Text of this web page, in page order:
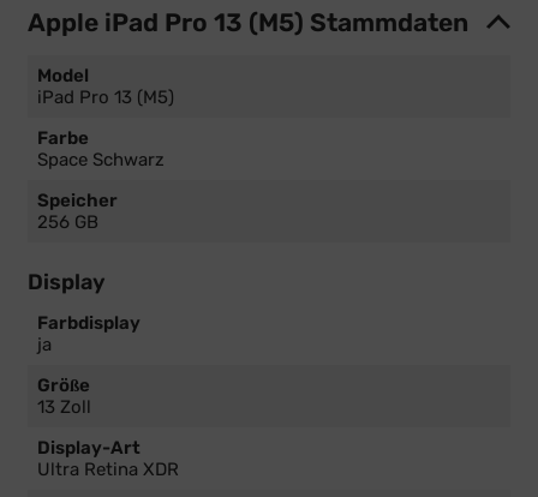
Apple iPad Pro 13 (M5) Stammdaten
Model
iPad Pro 13 (M5)
Farbe
Space Schwarz
Speicher
256 GB
Display
Farbdisplay
ja
Größe
13 Zoll
Display-Art
Ultra Retina XDR